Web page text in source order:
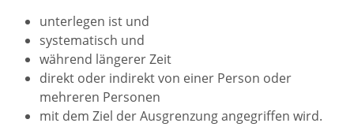
unterlegen ist und
systematisch und
während längerer Zeit
direkt oder indirekt von einer Person oder
mehreren Personen
mit dem Ziel der Ausgrenzung angegriffen wird.